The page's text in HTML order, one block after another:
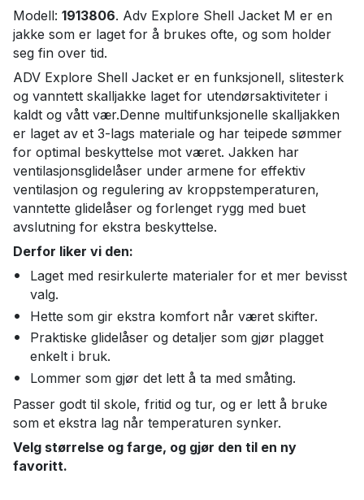
Modell: 1913806. Adv Explore Shell Jacket M er en
jakke som er laget for å brukes ofte, og som holder
seg fin over tid.
ADV Explore Shell Jacket er en funksjonell, slitesterk
og vanntett skalljakke laget for utendørsaktiviteter i
kaldt og vått vær.Denne multifunksjonelle skalljakken
er laget av et 3-lags materiale og har teipede sømmer
for optimal beskyttelse mot været. Jakken har
ventilasjonsglidelåser under armene for effektiv
ventilasjon og regulering av kroppstemperaturen,
vanntette glidelåser og forlenget rygg med buet
avslutning for ekstra beskyttelse.
Derfor liker vi den:
Laget med resirkulerte materialer for et mer bevisst
valg.
Hette som gir ekstra komfort når været skifter.
Praktiske glidelåser og detaljer som gjør plagget
enkelt i bruk.
Lommer som gjør det lett å ta med småting.
Passer godt til skole, fritid og tur, og er lett å bruke
som et ekstra lag når temperaturen synker.
Velg størrelse og farge, og gjør den til en ny
favoritt.